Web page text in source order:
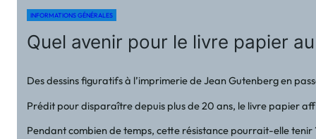
INFORMATIONS GÉNÉRALES
Quel avenir pour le livre papier
Des dessins figuratifs à l’imprimerie de Jean Gutenberg en
Prédit pour disparaître depuis plus de 20 ans, le livre papier
Pendant combien de temps, cette résistance pourrait-elle tenir